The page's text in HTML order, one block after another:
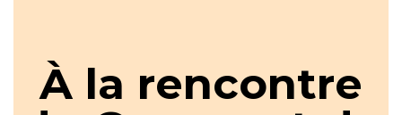
À la rencontre